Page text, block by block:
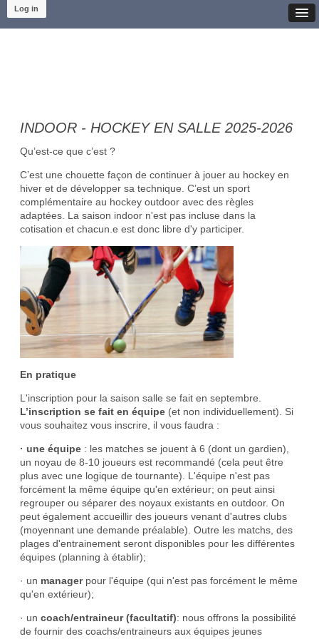
Log in
INDOOR - HOCKEY EN SALLE 2025-2026
Qu’est-ce que c’est ?
C’est une chouette façon de continuer à jouer au hockey en
hiver et de développer sa technique. C’est un sport
complémentaire au hockey outdoor avec des règles
adaptées. La saison indoor n'est pas incluse dans la
cotisation et chacun.e est donc libre d'y participer.
En pratique
L'inscription pour la saison salle se fait en septembre.
L’inscription se fait en équipe (et non individuellement). Si
vous souhaitez vous inscrire, il vous faudra :
· une équipe : les matches se jouent à 6 (dont un gardien),
un noyau de 8-10 joueurs est recommandé (cela peut être
plus avec une logique de tournante). L'équipe n'est pas
forcément la même équipe qu'en extérieur; on peut ainsi
regrouper ou séparer des noyaux existants en outdoor. On
peut également accueillir des joueurs venant d'autres clubs
(moyennant une demande préalable). Outre les matchs, des
plages d'entrainement seront disponibles pour les différentes
équipes (planning à établir);
· un managerpour l'équipe (qui n'est pas forcément le même
qu'en extérieur);
· uncoach/entraineur (facultatif): nous offrons la possibilité
de fournir des coachs/entraineurs aux équipes jeunes